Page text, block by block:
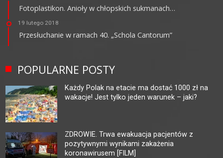
Fotoplastikon. Anioły w chłopskich sukmanach…
19 lutego 2018
Przesłuchanie w ramach 40. „Schola Cantorum”
POPULARNE POSTY
Każdy Polak na etacie ma dostać 1000 zł na
wakacje! Jest tylko jeden warunek – jaki?
ZDROWIE. Trwa ewakuacja pacjentów z
pozytywnymi wynikami zakażenia
koronawirusem [FILM]